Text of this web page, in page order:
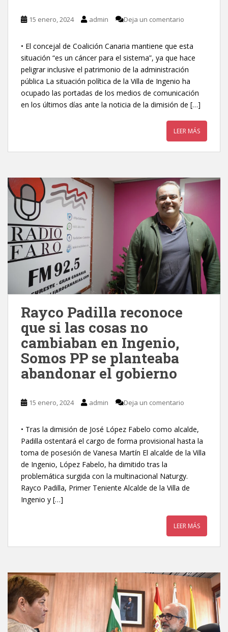
15 enero, 2024 admin Deja un comentario
• El concejal de Coalición Canaria mantiene que esta
situación “es un cáncer para el sistema”, ya que hace
peligrar inclusive el patrimonio de la administración
pública La situación política de la Villa de Ingenio ha
ocupado las portadas de los medios de comunicación
en los últimos días ante la noticia de la dimisión de […]
LEER MÁS
Rayco Padilla reconoce
que si las cosas no
cambiaban en Ingenio,
Somos PP se planteaba
abandonar el gobierno
15 enero, 2024 admin Deja un comentario
• Tras la dimisión de José López Fabelo como alcalde,
Padilla ostentará el cargo de forma provisional hasta la
toma de posesión de Vanesa Martín El alcalde de la Villa
de Ingenio, López Fabelo, ha dimitido tras la
problemática surgida con la multinacional Naturgy.
Rayco Padilla, Primer Teniente Alcalde de la Villa de
Ingenio y […]
LEER MÁS